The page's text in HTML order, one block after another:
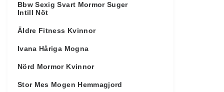
Bbw Sexig Svart Mormor Suger
Intill Nöt
Äldre Fitness Kvinnor
Ivana Håriga Mogna
Nörd Mormor Kvinnor
Stor Mes Mogen Hemmagjord